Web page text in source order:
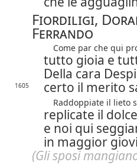
Fiordiligi,
Ferrando
Come par che qui
tutto gioia e
Della cara
1605 certo il merito
Raddoppiate il lieto
replicate il
e noi qui
in maggior
(Gli sposi